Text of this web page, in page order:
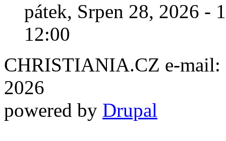
pátek, Srpen 28, 2026 -
12:00
CHRISTIANIA.CZ e-mail:
2026
powered by Drupal